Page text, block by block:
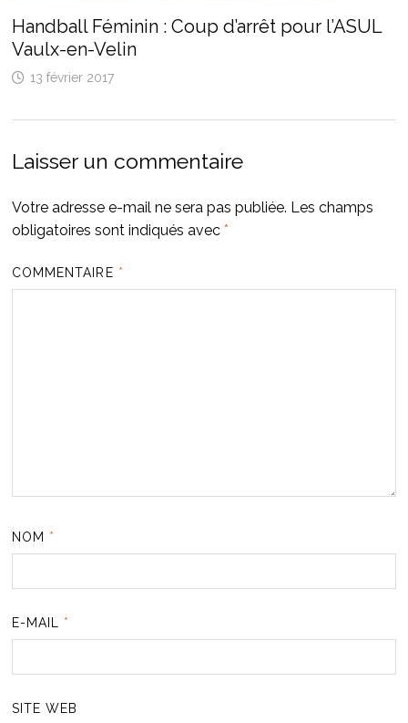
Handball Féminin : Coup d’arrêt pour l’ASUL
Vaulx-en-Velin
13 février 2017
Laisser un commentaire
Votre adresse e-mail ne sera pas publiée. Les champs
obligatoires sont indiqués avec *
COMMENTAIRE *
NOM *
E-MAIL *
SITE WEB